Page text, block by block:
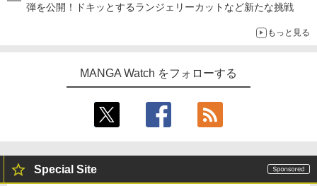
弾を公開！ドキッとするランジェリーカットなど新たな挑戦
もっと見る
MANGA Watch をフォローする
Special Site